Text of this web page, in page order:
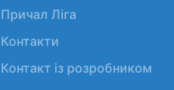
Причал Ліга
Контакти
Контакт із розробником